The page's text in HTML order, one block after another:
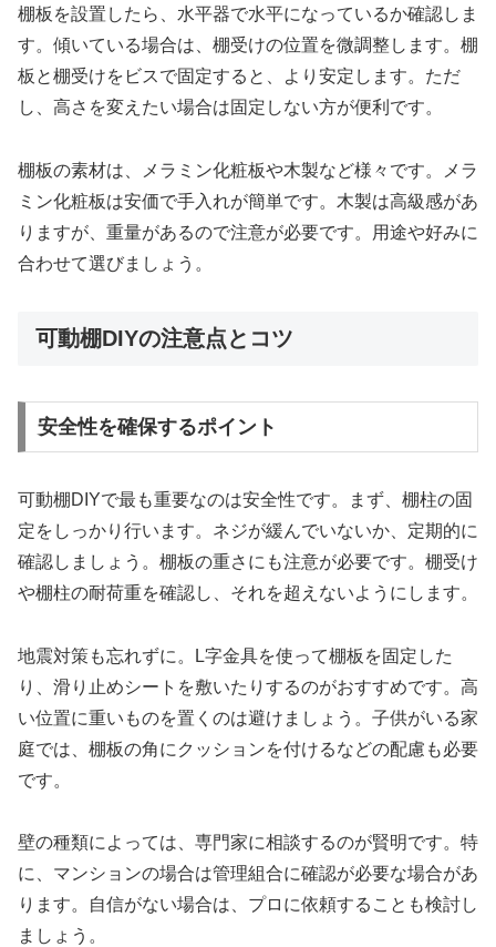
棚板を設置したら、水平器で水平になっているか確認しま
す。傾いている場合は、棚受けの位置を微調整します。棚
板と棚受けをビスで固定すると、より安定します。ただ
し、高さを変えたい場合は固定しない方が便利です。
棚板の素材は、メラミン化粧板や木製など様々です。メラ
ミン化粧板は安価で手入れが簡単です。木製は高級感があ
りますが、重量があるので注意が必要です。用途や好みに
合わせて選びましょう。
可動棚DIYの注意点とコツ
安全性を確保するポイント
可動棚DIYで最も重要なのは安全性です。まず、棚柱の固
定をしっかり行います。ネジが緩んでいないか、定期的に
確認しましょう。棚板の重さにも注意が必要です。棚受け
や棚柱の耐荷重を確認し、それを超えないようにします。
地震対策も忘れずに。L字金具を使って棚板を固定した
り、滑り止めシートを敷いたりするのがおすすめです。高
い位置に重いものを置くのは避けましょう。子供がいる家
庭では、棚板の角にクッションを付けるなどの配慮も必要
です。
壁の種類によっては、専門家に相談するのが賢明です。特
に、マンションの場合は管理組合に確認が必要な場合があ
ります。自信がない場合は、プロに依頼することも検討し
ましょう。